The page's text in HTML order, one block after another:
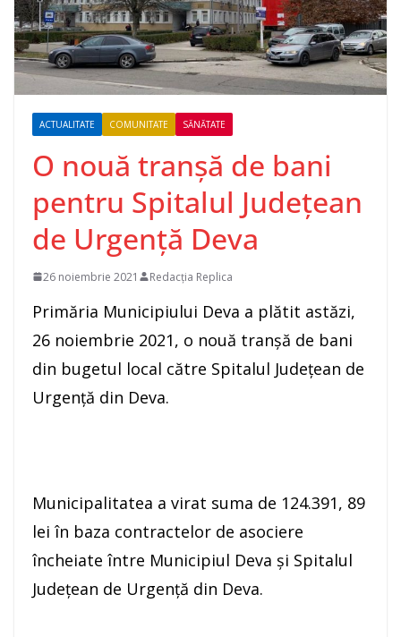
ACTUALITATE COMUNITATE SĂNĂTATE
O nouă tranșă de bani
pentru Spitalul Județean
de Urgență Deva
26 noiembrie 2021 Redacția Replica
Primăria Municipiului Deva a plătit astăzi,
26 noiembrie 2021, o nouă tranșă de bani
din bugetul local către Spitalul Județean de
Urgență din Deva.
Municipalitatea a virat suma de 124.391, 89
lei în baza contractelor de asociere
încheiate între Municipiul Deva și Spitalul
Județean de Urgență din Deva.